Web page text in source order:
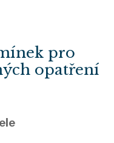
pro
opatření